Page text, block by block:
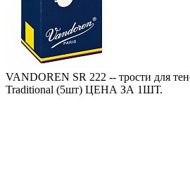
VANDOREN SR 222 -- трости для
Traditional (5шт) ЦЕНА ЗА 1ШТ.